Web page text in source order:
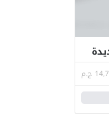
ج.م